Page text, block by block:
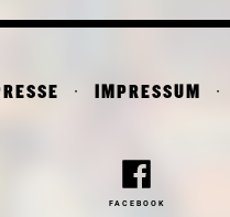
IMPRESSUM
FACEBOOK